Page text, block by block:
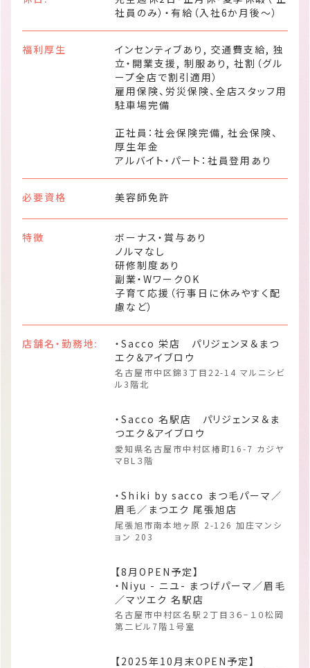
社員のみ）・有給（入社6か月後～）
福利厚生
インセンティブあり, 交通費支給, 独
立・開業支援, 制服あり, 社割（グル
ープ全店で割引適用）
雇用保険、労災保険、全店スタッフ用
駐車場完備
正社員：社会保険完備, 社会保険、
厚生年金
アルバイト・パート：社員登用あり
必要資格 美容師免許
特徴
ボーナス・賞与あり
ノルマなし
研修制度あり
副業・WワークOK
子育て応援（行事日に休みやすく配
慮など）
店舗名・勤務地:
・Sacco 栄店 パリジェンヌ＆まつ
エク＆アイブロウ
名古屋市中区錦3丁目22-14 マルニシビ
ル3階北
・Sacco 名駅店 パリジェンヌ＆ま
つエク＆アイブロウ
愛知県名古屋市中村区椿町16-7 カジヤ
マBL３階
・Shiki by sacco まつ毛パーマ／
眉毛／まつエク 尾張旭店
尾張旭市南本地ヶ原 2-126 加庄マンシ
ョン 203
【8月OPEN予定】
・Niyu - ニユ- まつげパーマ／眉毛
／マツエク 名駅店
名古屋市中村区名駅２丁目３６−１０松岡
第二ビル7階１号室
【2025年10月末OPEN予定】